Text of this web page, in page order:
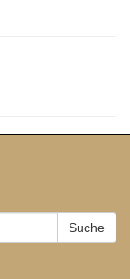
Suche